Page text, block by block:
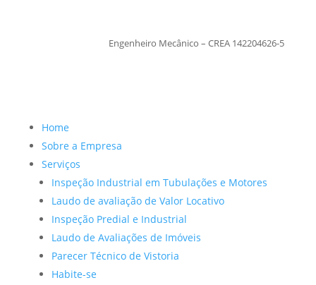
Engenheiro Mecânico – CREA 142204626-5
Home
Sobre a Empresa
Serviços
Inspeção Industrial em Tubulações e Motores
Laudo de avaliação de Valor Locativo
Inspeção Predial e Industrial
Laudo de Avaliações de Imóveis
Parecer Técnico de Vistoria
Habite-se